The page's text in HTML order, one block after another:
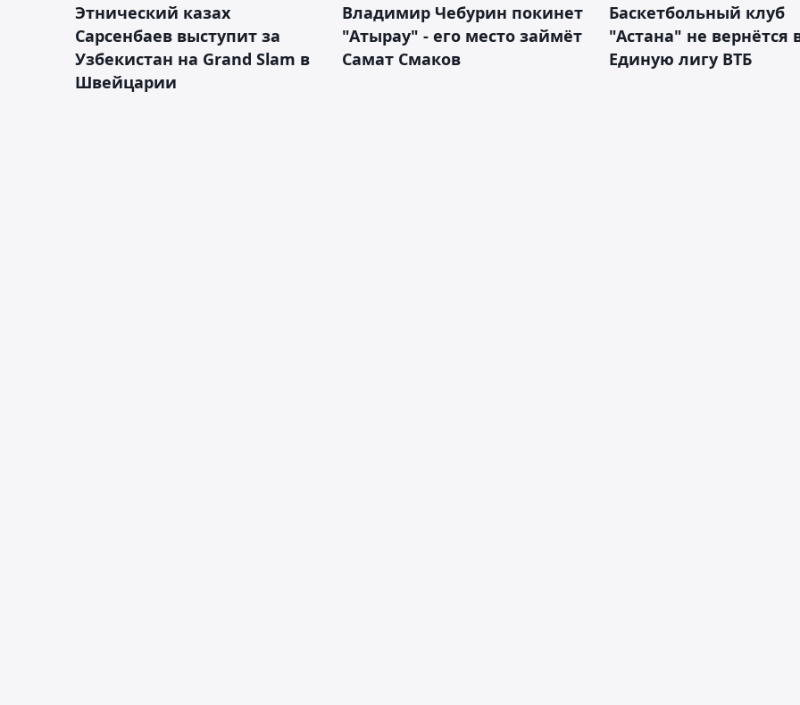
Этнический казах
Сарсенбаев выступит за
Узбекистан на Grand Slam в
Швейцарии
Владимир Чебурин покинет
"Атырау" - его место займёт
Самат Смаков
Баскетбольный клуб
"Астана" не вернётся
Единую лигу ВТБ